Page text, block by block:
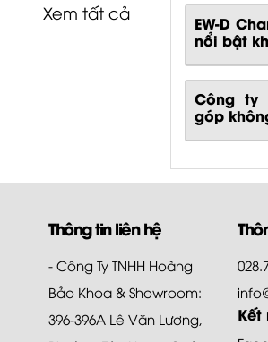
Xem tất cả EW-D
nổi bật
Công
góp
Thông tin liên hệ
- Công Ty TNHH Hoàng
Bảo Khoa & Showroom:
396-396A Lê Văn Lương,
Kết